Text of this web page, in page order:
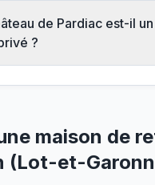
de Pardiac est-il un
?
maison de
(Lot-et-